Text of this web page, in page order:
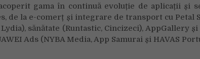
gama în continuă evoluție de aplicații și
de la e-comerț și integrare de transport cu Petal
sănătate (Runtastic, Cincizeci), AppGallery
Ads (NYBA Media, App Samurai și HAVAS